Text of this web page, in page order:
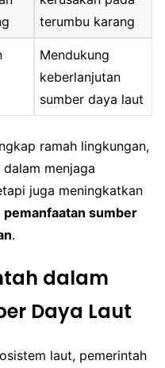
terumbu karang
Mendukung
keberlanjutan
sumber daya laut
ramah lingkungan,
menjaga
juga meningkatkan
pemanfaatan sumber
.
dalam
Daya Laut
laut, pemerintah